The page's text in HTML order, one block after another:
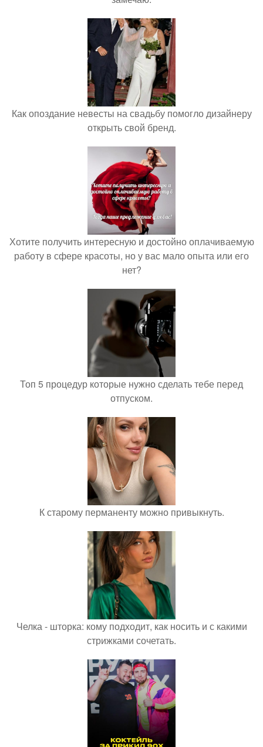
Как опоздание невесты на свадьбу помогло дизайнеру
открыть свой бренд.
Хотите получить интересную и достойно оплачиваемую
работу в сфере красоты, но у вас мало опыта или его
нет?
Топ 5 процедур которые нужно сделать тебе перед
отпуском.
К старому перманенту можно привыкнуть.
Челка - шторка: кому подходит, как носить и с какими
стрижками сочетать.